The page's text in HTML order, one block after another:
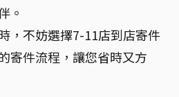
。
，不妨選擇7-11店到店寄件
寄件流程，讓您省時又方